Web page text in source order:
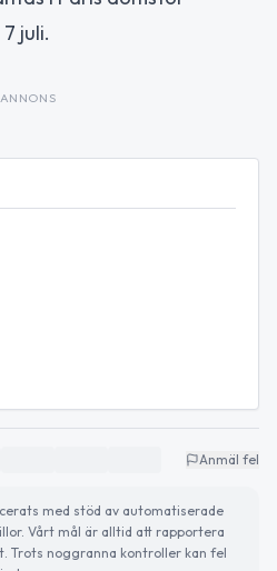
juli.
ANNONS
Anmäl fel
med stöd av automatiserade
Vårt mål är alltid att rapportera
Trots noggranna kontroller kan fel